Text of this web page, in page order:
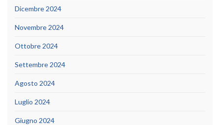
Dicembre 2024
Novembre 2024
Ottobre 2024
Settembre 2024
Agosto 2024
Luglio 2024
Giugno 2024